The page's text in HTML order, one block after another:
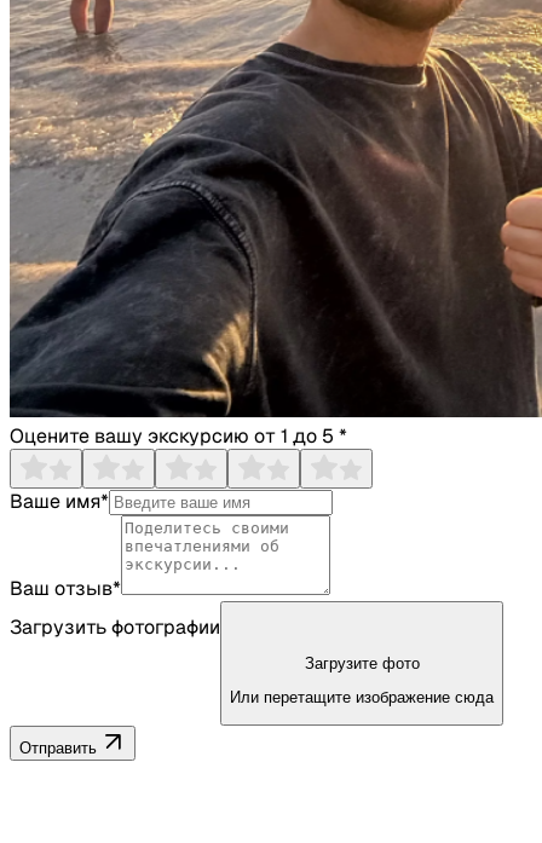
Оцените вашу экскурсию от 1 до 5 *
Ваше имя*
Ваш отзыв*
Загрузить фотографии
Загрузите фото
Или перетащите изображение сюда
Отправить